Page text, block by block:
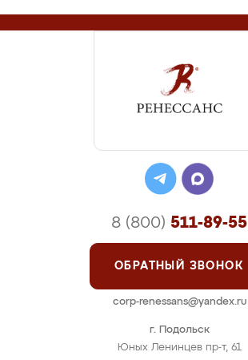
г. Подольск
Юных Ленинцев пр-т, 61
8 (800) 511-89-55
ОБРАТНЫЙ ЗВОНОК
corp-renessans@yandex.ru